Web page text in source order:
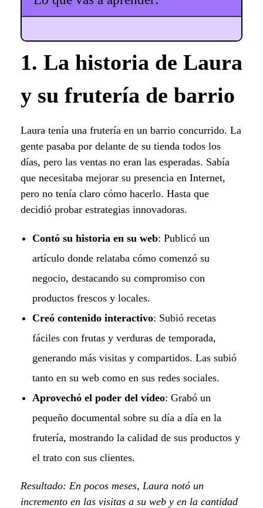
1. La historia de Laura
y su frutería de barrio
Laura tenía una frutería en un barrio concurrido. La
gente pasaba por delante de su tienda todos los
días, pero las ventas no eran las esperadas. Sabía
que necesitaba mejorar su presencia en Internet,
pero no tenía claro cómo hacerlo. Hasta que
decidió probar estrategias innovadoras.
Contó su historia en su web: Publicó un
artículo donde relataba cómo comenzó su
negocio, destacando su compromiso con
productos frescos y locales.
Creó contenido interactivo: Subió recetas
fáciles con frutas y verduras de temporada,
generando más visitas y compartidos. Las subió
tanto en su web como en sus redes sociales.
Aprovechó el poder del vídeo: Grabó un
pequeño documental sobre su día a día en la
frutería, mostrando la calidad de sus productos y
el trato con sus clientes.
Resultado: En pocos meses, Laura notó un
incremento en las visitas a su web y en la cantidad